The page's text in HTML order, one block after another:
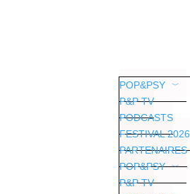
POP&PSY
P&P TV
PODCASTS
FESTIVAL 2026
PARTENAIRES
POP&PSY
P&P TV